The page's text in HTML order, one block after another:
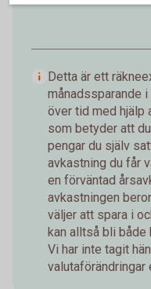
Detta är ett
månadssparande
över tid med hjälp
som betyder att
pengar du själv
avkastning du får
en förväntad
avkastningen
väljer att spara i
kan alltså bli både
Vi har inte tagit
valutaförändringar